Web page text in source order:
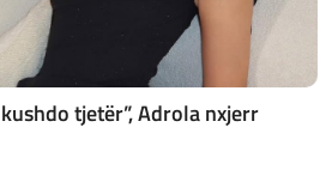
tjetër”, Adrola nxjerr